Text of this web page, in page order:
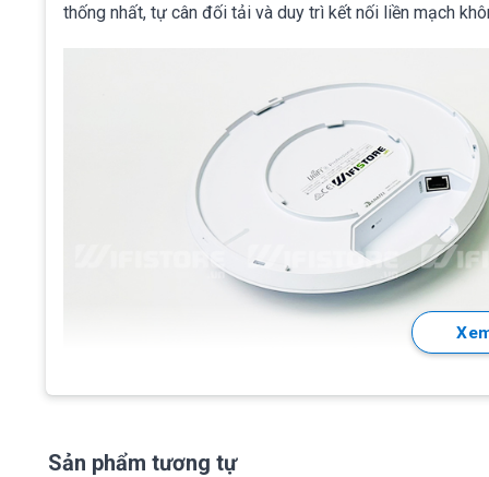
thống nhất, tự cân đối tải và duy trì kết nối liền mạch
Sản phẩm tương tự